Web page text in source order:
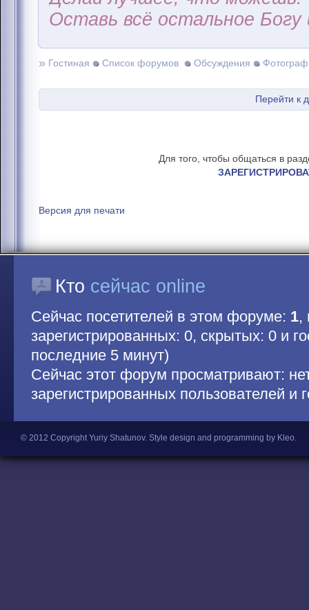
Оставь всё остальное Богу
» Гостиная Список форумов Обсуждения
Перейти к
Для того, чтобы общаться в
Версия для печати
Кто сейчас online
Сейчас посетителей в этом форуме: 1,
зарегистрированных: 0, скрытых: 0 и
последние 5 минут)
Сейчас этот форум просматривают:
зарегистрированных пользователей и
© 2012 Copyright Yuriy Shatunov. Style design and programming by Kleo.